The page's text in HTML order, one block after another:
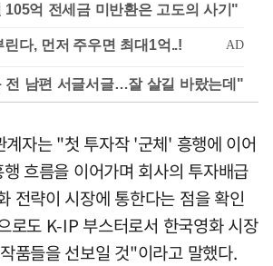
105억 전세금 미반환은 고도의 사기"
전 남편 서글서글…잘 살길 바랐는데"
계자는 "첫 투자작 '군체' 흥행에 이어
흐름을 이어가며 회사의 투자배급
전략이 시장에 통한다는 점을 확인
로도 K-IP 부스터로서 한국영화 시장
품들을 선보일 것"이라고 말했다.